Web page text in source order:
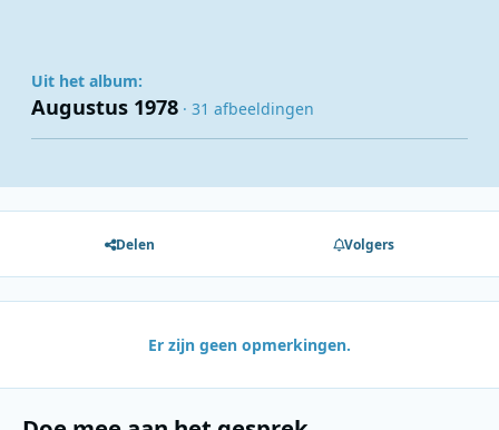
Uit het album:
Augustus 1978 · 31 afbeeldingen
Delen Volgers
Er zijn geen opmerkingen.